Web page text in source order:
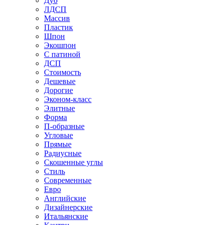
ЛДСП
Массив
Пластик
Шпон
Экошпон
С патиной
ДСП
Стоимость
Дешевые
Дорогие
Эконом-класс
Элитные
Форма
П-образные
Угловые
Прямые
Радиусные
Скошенные углы
Стиль
Современные
Евро
Английские
Дизайнерские
Итальянские